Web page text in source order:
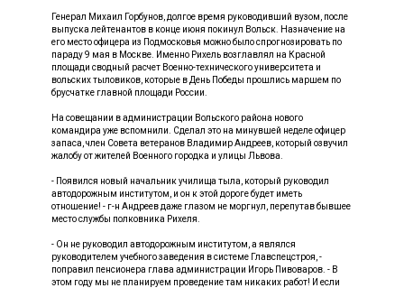
Генерал Михаил Горбунов, долгое время руководивший вузом, после
выпуска лейтенантов в конце июня покинул Вольск. Назначение на
его место офицера из Подмосковья можно было спрогнозировать по
параду 9 мая в Москве. Именно Рихель возглавлял на Красной
площади сводный расчет Военно-технического университета и
вольских тыловиков, которые в День Победы прошлись маршем по
брусчатке главной площади России.
На совещании в администрации Вольского района нового
командира уже вспомнили. Сделал это на минувшей неделе офицер
запаса, член Совета ветеранов Владимир Андреев, который озвучил
жалобу от жителей Военного городка и улицы Львова.
- Появился новый начальник училища тыла, который руководил
автодорожным институтом, и он к этой дороге будет иметь
отношение! - г-н Андреев даже глазом не моргнул, перепутав бывшее
место службы полковника Рихеля.
- Он не руководил автодорожным институтом, а являлся
руководителем учебного заведения в системе Главспецстроя, -
поправил пенсионера глава администрации Игорь Пивоваров. - В
этом году мы не планируем проведение там никаких работ! И если